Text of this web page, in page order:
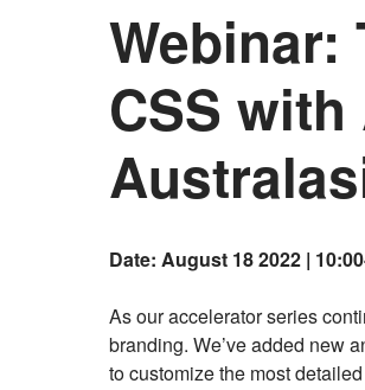
Webinar:
CSS
Event
Description
Date: August 18 2022 |
As our accelerator series
branding. We’ve added new
to customize the most